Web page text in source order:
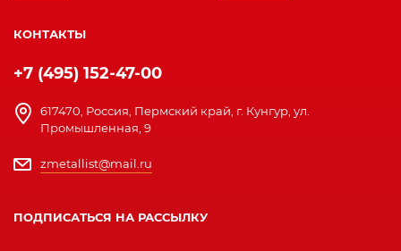
КОНТАКТЫ
+7 (495) 152-47-00
617470, Россия, Пермский край, г. Кунгур, ул.
Промышленная, 9
zmetallist@mail.ru
ПОДПИСАТЬСЯ НА РАССЫЛКУ